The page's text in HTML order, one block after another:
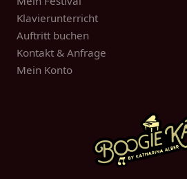
Klavierunterricht
Auftritt buchen
Kontakt & Anfrage
Mein Konto